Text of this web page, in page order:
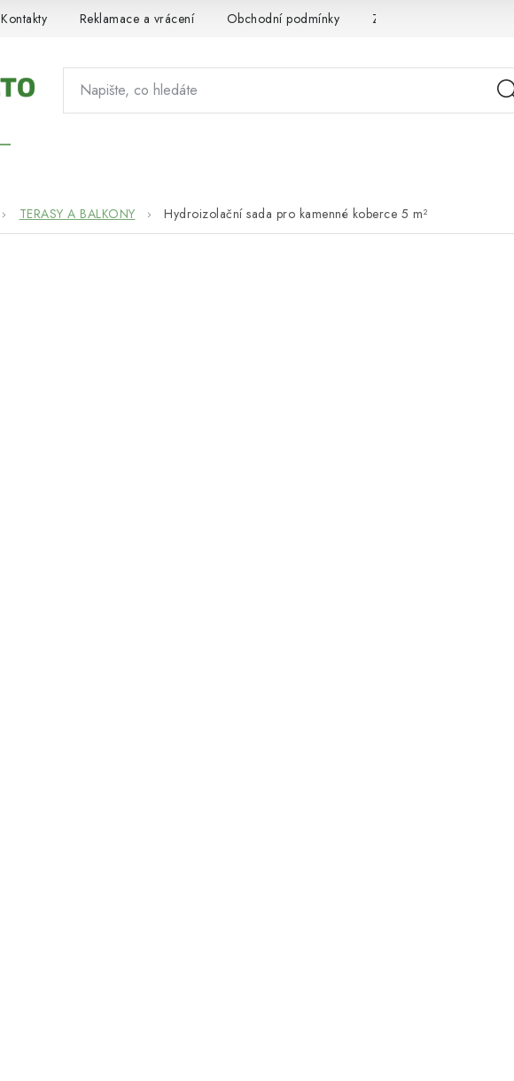
Kontakty Reklamace a vrácení Obchodní podmínky Zpracování osobních údajů
TERASY A BALKONY Hydroizolační sada pro kamenné koberce 5 m²